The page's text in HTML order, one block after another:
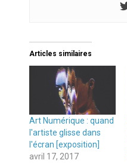
Articles similaires
Art Numérique : quand
l'artiste glisse dans
l'écran [exposition]
avril 17, 2017